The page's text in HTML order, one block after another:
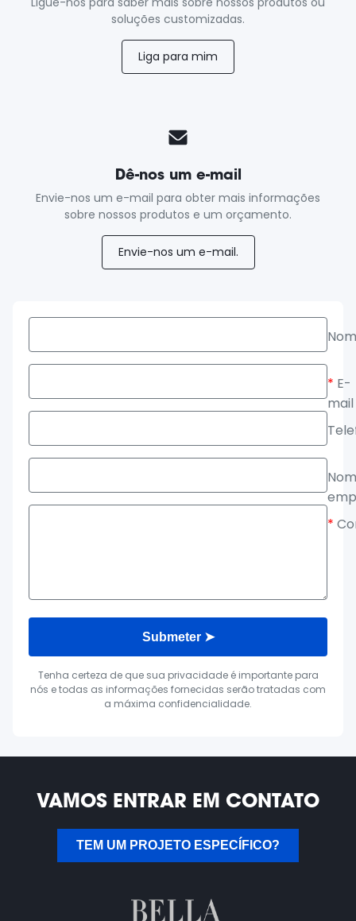
soluções customizadas.
Liga para mim
Dê-nos um e-mail
Envie-nos um e-mail para obter mais informações
sobre nossos produtos e um orçamento.
Envie-nos um e-mail.
* E-
mail
*
Submeter ➤
Tenha certeza de que sua privacidade é importante para
nós e todas as informações fornecidas serão tratadas com
a máxima confidencialidade.
VAMOS ENTRAR EM CONTATO
TEM UM PROJETO ESPECÍFICO?